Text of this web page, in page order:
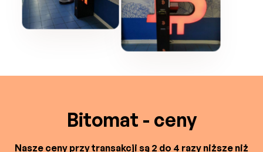
Bitomat - ceny
Nasze ceny przy transakcji są 2 do 4 razy niższe niż